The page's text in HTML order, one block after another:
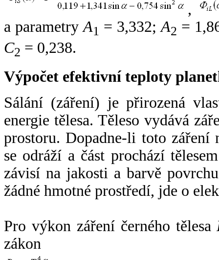
,
a parametryA1 = 3,332;A2 =
C2 = 0,238.
Výpočet efektivní teploty
Sálání (záření) je přirozená
energie tělesa. Těleso vydává
prostoru. Dopadne-li toto záření
se odráží a část prochází
závisí na jakosti a barvě
žádné hmotné prostředí, jde o
Pro výkon záření černého tělesa
zákon